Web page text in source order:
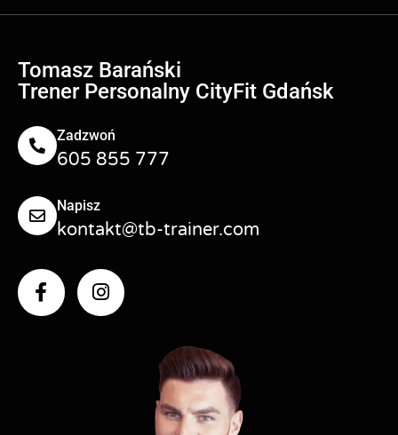
Tomasz Barański
Trener Personalny CityFit Gdańsk
Zadzwoń
605 855 777
Napisz
kontakt@tb-trainer.com